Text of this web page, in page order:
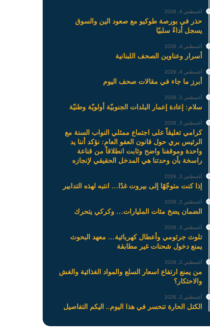
أغسطس 4, 2026
حذر في بورصة طوكيو مع صعود الين والسوق
يسجل أداءً سلبيًا
أغسطس 4, 2026
أسرار وعناوين الصحف اللبنانية
أغسطس 4, 2026
أبرز ما جاء في مقالات صحف اليوم
أغسطس 3, 2026
سلام: إعادة إعمار البلدات الجنوبيّة أولويّة وطنيّة
أغسطس 3, 2026
كرامي تعليقاً على اجتماع ممثلي النواب السنة مع
الرئيس بري حول قانون العفو العام: نؤكد أننا يد
واحدة وموقفنا واضح وثابت انطلاقاً من قناعة
راسخة بأن وحدتنا هي المدخل الحقيقي لإنجازه
أغسطس 3, 2026
إذا كنت متوجّهًا إلى بيروت غدًا… انتبه لهذه التدابير
أغسطس 3, 2026
الضمان يضخ مئات المليارات… وكركي يتحرك
أغسطس 3, 2026
تلوث جرثومي وأعطال كهربائية… معهد البحوث
يمنع دخول شحنات غير مطابقة
أغسطس 3, 2026
من يمنع ارتفاع اسعار السلع والمواد الغذائية والغش
والاحتكار؟
أغسطس 3, 2026
الكتل الحارة تنحسر في هذا اليوم.. اليكم التفاصيل